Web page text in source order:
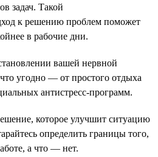
задач. Такой
к решению проблем поможет
в рабочие дни.
вашей нервной
угодно — от простого отдыха
антистресс-программ.
которое улучшит ситуацию
определить границы того,
а что — нет.